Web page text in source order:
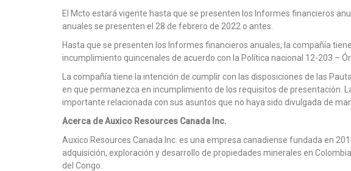
El Mcto estará vigente hasta que se presenten los Informes financieros
anuales se presenten el 28 de febrero de 2022 o antes.
Hasta que se presenten los Informes financieros anuales, la compañía
incumplimiento quincenales de acuerdo con la Política nacional 12-203 –
La compañía tiene la intención de cumplir con las disposiciones de las
en que permanezca en incumplimiento de los requisitos de presentación.
importante relacionada con sus asuntos que no haya sido divulgada de
Acerca de Auxico Resources Canada Inc.
Auxico Resources Canada Inc. es una empresa canadiense fundada en
adquisición, exploración y desarrollo de propiedades minerales en
del Congo.